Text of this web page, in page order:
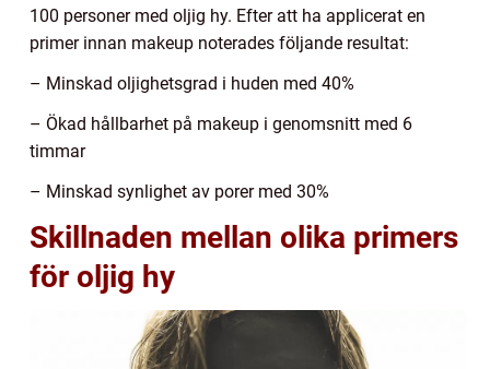
100 personer med oljig hy. Efter att ha applicerat en
primer innan makeup noterades följande resultat:
– Minskad oljighetsgrad i huden med 40%
– Ökad hållbarhet på makeup i genomsnitt med 6
timmar
– Minskad synlighet av porer med 30%
Skillnaden mellan olika primers
för oljig hy